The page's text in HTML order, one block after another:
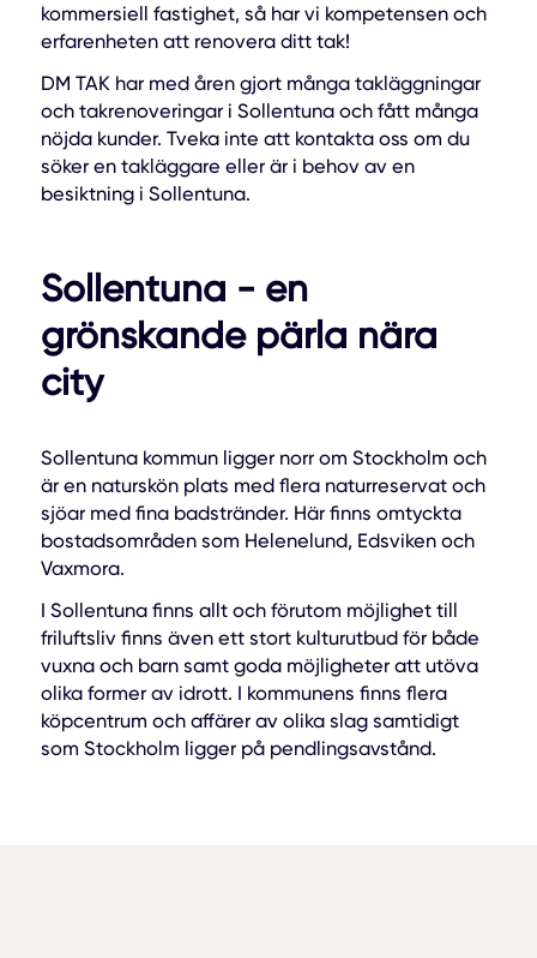
kommersiell fastighet, så har vi kompetensen och
erfarenheten att renovera ditt tak!
DM TAK har med åren gjort många takläggningar
och takrenoveringar i Sollentuna och fått många
nöjda kunder. Tveka inte att kontakta oss om du
söker en takläggare eller är i behov av en
besiktning i Sollentuna.
Sollentuna - en
grönskande pärla nära
city
Sollentuna kommun ligger norr om Stockholm och
är en naturskön plats med flera naturreservat och
sjöar med fina badstränder. Här finns omtyckta
bostadsområden som Helenelund, Edsviken och
Vaxmora.
I Sollentuna finns allt och förutom möjlighet till
friluftsliv finns även ett stort kulturutbud för både
vuxna och barn samt goda möjligheter att utöva
olika former av idrott. I kommunens finns flera
köpcentrum och affärer av olika slag samtidigt
som Stockholm ligger på pendlingsavstånd.